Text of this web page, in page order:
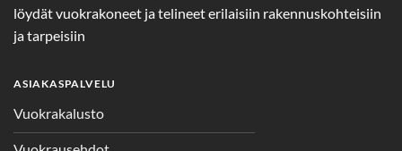
löydät vuokrakoneet ja telineet erilaisiin rakennuskohteisiin
ja tarpeisiin
ASIAKASPALVELU
Vuokrakalusto